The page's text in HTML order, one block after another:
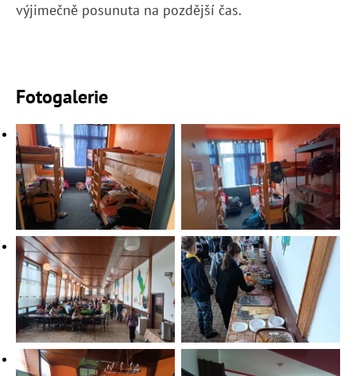
výjimečně posunuta na pozdější čas.
Fotogalerie